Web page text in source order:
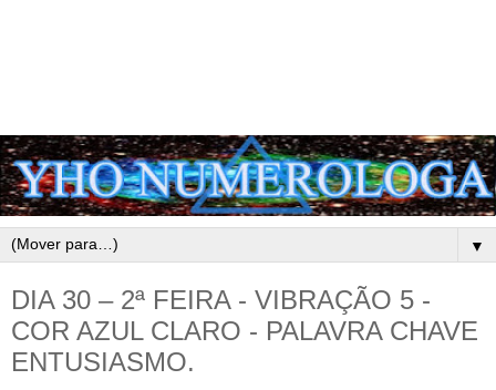
▼
DIA 30 – 2ª FEIRA - VIBRAÇÃO 5 -
COR AZUL CLARO - PALAVRA CHAVE
ENTUSIASMO.